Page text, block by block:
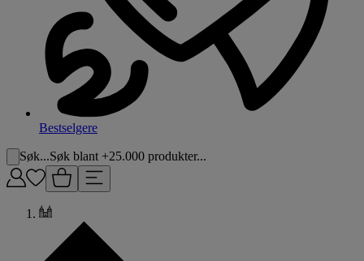
Bestselgere
Søk...Søk blant +25.000 produkter...